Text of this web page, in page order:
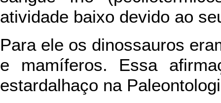
atividade baixo devido ao
Para ele os dinossauros
e mamíferos. Essa
estardalhaço na